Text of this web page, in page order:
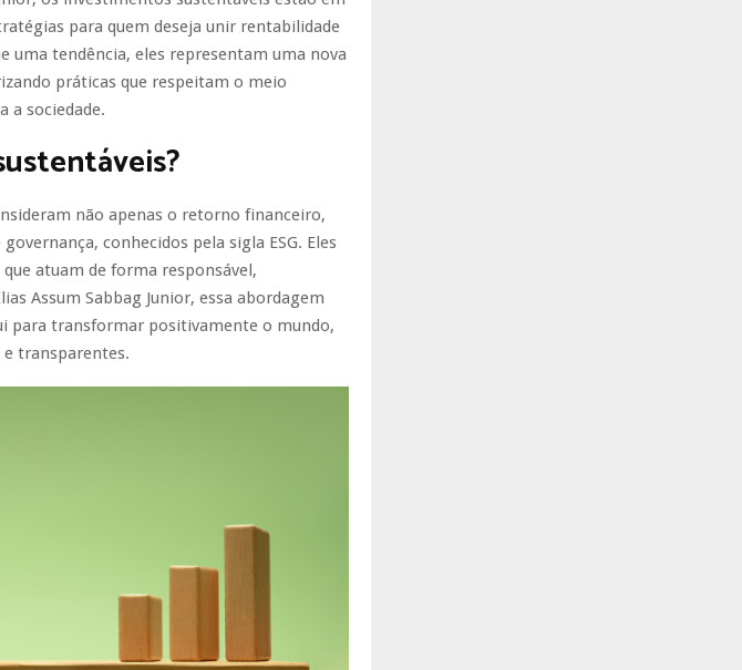
para quem deseja unir rentabilidade
uma tendência, eles representam uma nova
práticas que respeitam o meio
a sociedade.
não apenas o retorno financeiro,
conhecidos pela sigla ESG. Eles
atuam de forma responsável,
Assum Sabbag Junior, essa abordagem
para transformar positivamente o mundo,
transparentes.